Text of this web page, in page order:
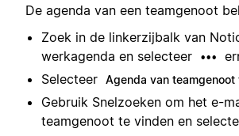
De agenda van een teamgenoot
Zoek in de linkerzijbalk van
werkagenda en selecteer
•••
Selecteer Agenda van teamgenoot
Gebruik Snelzoeken om het e-
teamgenoot te vinden en